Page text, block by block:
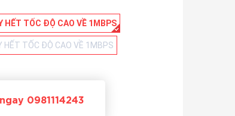
HẾT TỐC ĐỘ CAO VỀ 1MBPS
HẾT TỐC ĐỘ CAO VỀ 1MBPS
0981114243